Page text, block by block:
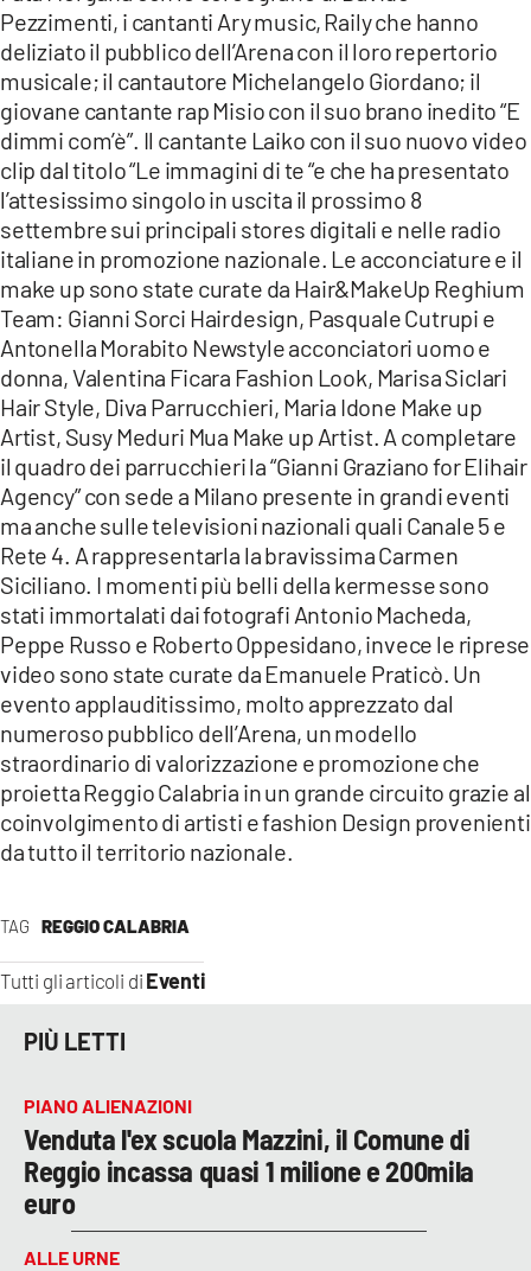
TAG REGGIO CALABRIA
Tutti gli articoli di Eventi
Pezzimenti, i cantanti Ary music, Raily che hanno
deliziato il pubblico dell’Arena con il loro repertorio
musicale; il cantautore Michelangelo Giordano; il
giovane cantante rap Misio con il suo brano inedito “E
dimmi com’è”. Il cantante Laiko con il suo nuovo video
clip dal titolo “Le immagini di te “e che ha presentato
l’attesissimo singolo in uscita il prossimo 8
settembre sui principali stores digitali e nelle radio
italiane in promozione nazionale. Le acconciature e il
make up sono state curate da Hair&MakeUp Reghium
Team: Gianni Sorci Hairdesign, Pasquale Cutrupi e
Antonella Morabito Newstyle acconciatori uomo e
donna, Valentina Ficara Fashion Look, Marisa Siclari
Hair Style, Diva Parrucchieri, Maria Idone Make up
Artist, Susy Meduri Mua Make up Artist. A completare
il quadro dei parrucchieri la “Gianni Graziano for Elihair
Agency” con sede a Milano presente in grandi eventi
ma anche sulle televisioni nazionali quali Canale 5 e
Rete 4. A rappresentarla la bravissima Carmen
Siciliano. I momenti più belli della kermesse sono
stati immortalati dai fotografi Antonio Macheda,
Peppe Russo e Roberto Oppesidano, invece le riprese
video sono state curate da Emanuele Praticò. Un
evento applauditissimo, molto apprezzato dal
numeroso pubblico dell’Arena, un modello
straordinario di valorizzazione e promozione che
proietta Reggio Calabria in un grande circuito grazie al
coinvolgimento di artisti e fashion Design provenienti
da tutto il territorio nazionale.
PIÙ LETTI
PIANO ALIENAZIONI
Venduta l'ex scuola Mazzini, il Comune di
Reggio incassa quasi 1 milione e 200mila
euro
ALLE URNE